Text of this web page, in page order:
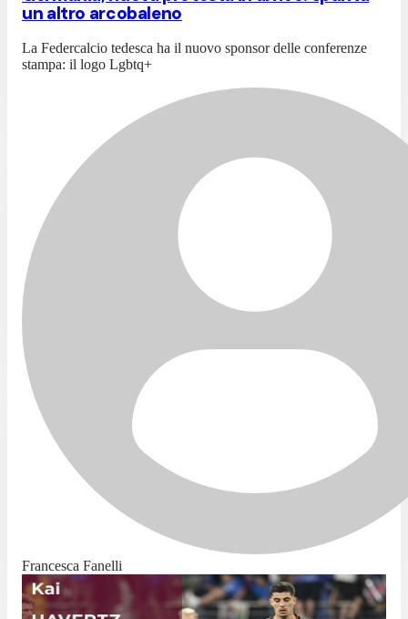
un altro arcobaleno
La Federcalcio tedesca ha il nuovo sponsor delle conferenze
stampa: il logo Lgbtq+
Francesca Fanelli